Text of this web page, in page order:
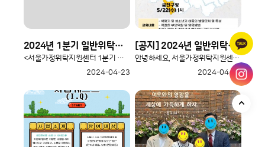
2024년 1분기 일반위탁부모 자조모임
<서울가정위탁지원센터 1분기 일반위탁부모 자조모임 진행> &..
2024-04-23
[공지] 2024년 일반위탁부모 오프라인 보수교육 안내
안녕하세요, 서울가정위탁지원센터입니다.가정위탁부모라면 매년 5시간 이상 ..
2024-04-23